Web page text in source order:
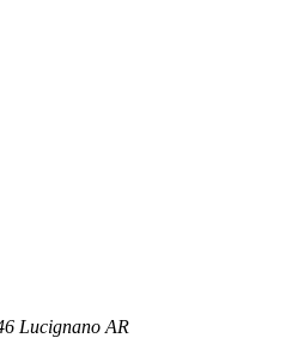
Lucignano AR